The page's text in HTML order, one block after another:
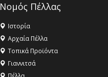
Νομός Πέλλας
Ιστορία
Αρχαία Πέλλα
Τοπικά Προϊόντα
Γιαννιτσά